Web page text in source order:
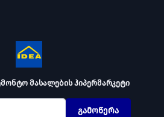
მასალების ჰიპერმარკეტი
გამოწერა